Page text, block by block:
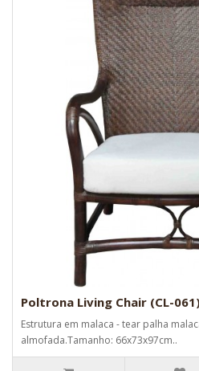
Poltrona Living Chair (CL-
Estrutura em malaca - tear palha
almofada.Tamanho: 66x73x97cm..